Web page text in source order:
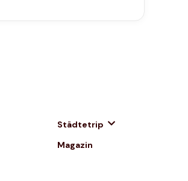
Städtetrip
Magazin